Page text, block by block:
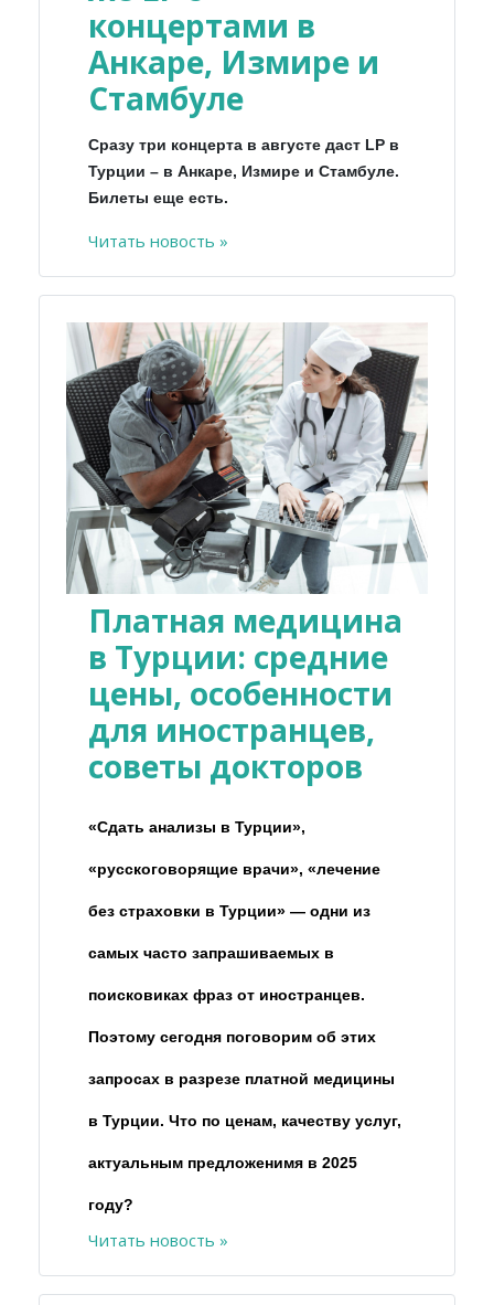
концертами в
Анкаре, Измире и
Стамбуле
Сразу три концерта в августе даст LP в
Турции – в Анкаре, Измире и Стамбуле.
Билеты еще есть.
Читать новость »
Платная медицина
в Турции: средние
цены, особенности
для иностранцев,
советы докторов
«Сдать анализы в Турции»,
«русскоговорящие врачи», «лечение
без страховки в Турции» — одни из
самых часто запрашиваемых в
поисковиках фраз от иностранцев.
Поэтому сегодня поговорим об этих
запросах в разрезе платной медицины
в Турции. Что по ценам, качеству услуг,
актуальным предложенимя в 2025
году?
Читать новость »